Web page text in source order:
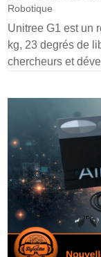
Robotique
Unitree G1 est un
kg, 23 degrés de
chercheurs et